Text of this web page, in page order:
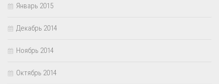
Январь 2015
Декабрь 2014
Ноябрь 2014
Октябрь 2014